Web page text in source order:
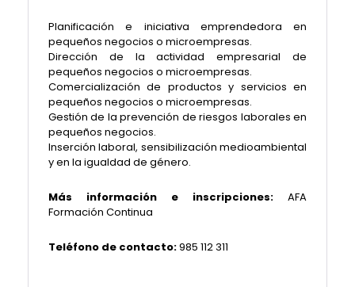
Planificación e iniciativa emprendedora en
pequeños negocios o microempresas.
Dirección de la actividad empresarial de
pequeños negocios o microempresas.
Comercialización de productos y servicios en
pequeños negocios o microempresas.
Gestión de la prevención de riesgos laborales en
pequeños negocios.
Inserción laboral, sensibilización medioambiental
y en la igualdad de género.
Más información e inscripciones:
AFA
Formación Continua
Teléfono de contacto:985 112 311